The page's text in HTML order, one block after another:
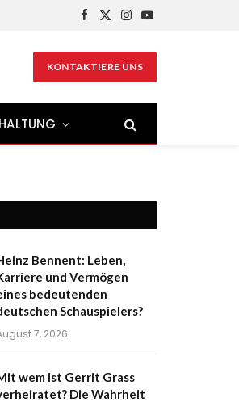
Facebook
X
Instagram
YouTube
KONTAKTIERE UNS
Bennent: Leben,
und Vermögen
bedeutenden
Schauspielers?
7, 2026
wem ist Gerrit Grass
Die Wahrheit